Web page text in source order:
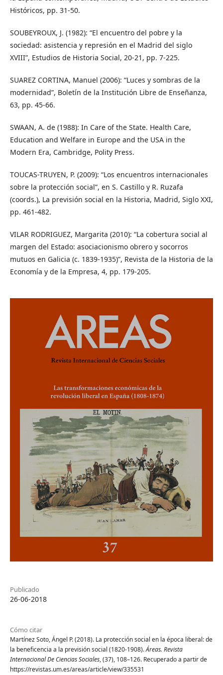
Históricos, pp. 31-50.
SOUBEYROUX, J. (1982): “El encuentro del pobre y la
sociedad: asistencia y represión en el Madrid del siglo
XVIII”, Estudios de Historia Social, 20-21, pp. 7-225.
SUAREZ CORTINA, Manuel (2006): “Luces y sombras de la
modernidad”, Boletín de la Institución Libre de Enseñanza,
63, pp. 45-66.
SWAAN, A. de (1988): In Care of the State. Health Care,
Education and Welfare in Europe and the USA in the
Modern Era, Cambridge, Polity Press.
TOUCAS-TRUYEN, P. (2009): “Los encuentros internacionales
sobre la protección social”, en S. Castillo y R. Ruzafa
(coords.), La previsión social en la Historia, Madrid, Siglo XXI,
pp. 461-482.
VILAR RODRIGUEZ, Margarita (2010): “La cobertura social al
margen del Estado: asociacionismo obrero y socorros
mutuos en Galicia (c. 1839-1935)”, Revista de la Historia de la
Economía y de la Empresa, 4, pp. 179-205.
Publicado
26-06-2018
Cómo citar
Martínez Soto, Ángel P. (2018). La protección social en la época liberal: de
la beneficencia a la previsión social (1820-1908).Áreas. Revista
Internacional De Ciencias Sociales, (37), 108–126. Recuperado a partir de
https://revistas.um.es/areas/article/view/335531